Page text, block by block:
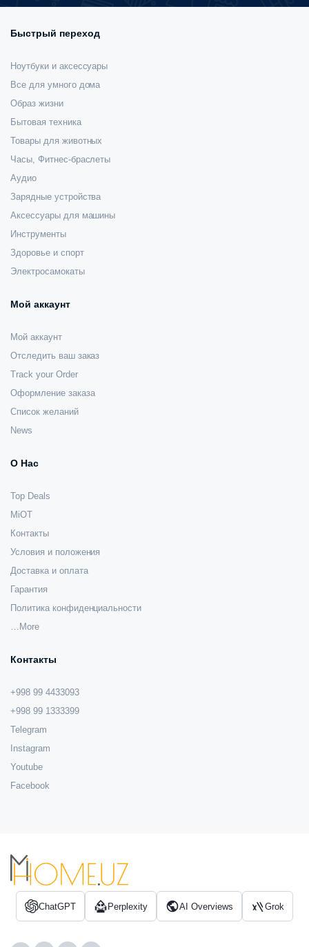
Быстрый переход
Ноутбуки и аксессуары
Все для умного дома
Образ жизни
Бытовая техника
Товары для животных
Часы, Фитнес-браслеты
Аудио
Зарядные устройства
Аксессуары для машины
Инструменты
Здоровье и спорт
Электросамокаты
Мой аккаунт
Мой аккаунт
Отследить ваш заказ
Track your Order
Оформление заказа
Список желаний
News
О Нас
Top Deals
MiOT
Контакты
Условия и положения
Доставка и оплата
Гарантия
Политика конфиденциальности
…More
Контакты
+998 99 4433093
+998 99 1333399
Telegram
Instagram
Youtube
Facebook
ChatGPT Perplexity AI Overviews Grok